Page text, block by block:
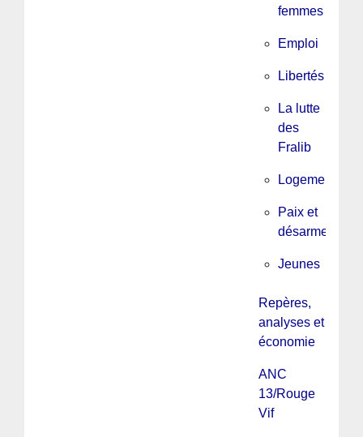
femmes
Emploi
Libertés
La lutte
des
Fralib
Logement
Paix et
désarmement
Jeunes
Repères,
analyses et
économie
ANC
13/Rouge
Vif